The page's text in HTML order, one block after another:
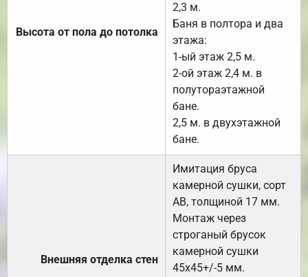
Высота от пола до потолка
2,3 м.
Баня в полтора и два
этажа:
1-ый этаж 2,5 м.
2-ой этаж 2,4 м. в
полутораэтажной
бане.
2,5 м. в двухэтажной
бане.
Внешняя отделка стен
Имитация бруса
камерной сушки, сорт
АВ, толщиной 17 мм.
Монтаж через
строганый брусок
камерной сушки
45х45+/-5 мм.